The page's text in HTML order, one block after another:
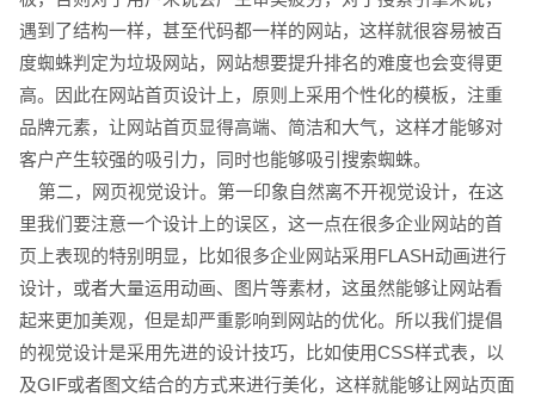
遇到了结构一样，甚至代码都一样的网站，这样就很容易被百
度蜘蛛判定为垃圾网站，网站想要提升排名的难度也会变得更
高。因此在网站首页设计上，原则上采用个性化的模板，注重
品牌元素，让网站首页显得高端、简洁和大气，这样才能够对
客户产生较强的吸引力，同时也能够吸引搜索蜘蛛。
第二，网页视觉设计。第一印象自然离不开视觉设计，在这
里我们要注意一个设计上的误区，这一点在很多企业网站的首
页上表现的特别明显，比如很多企业网站采用FLASH动画进行
设计，或者大量运用动画、图片等素材，这虽然能够让网站看
起来更加美观，但是却严重影响到网站的优化。所以我们提倡
的视觉设计是采用先进的设计技巧，比如使用CSS样式表，以
及GIF或者图文结合的方式来进行美化，这样就能够让网站页面
电话 微信号